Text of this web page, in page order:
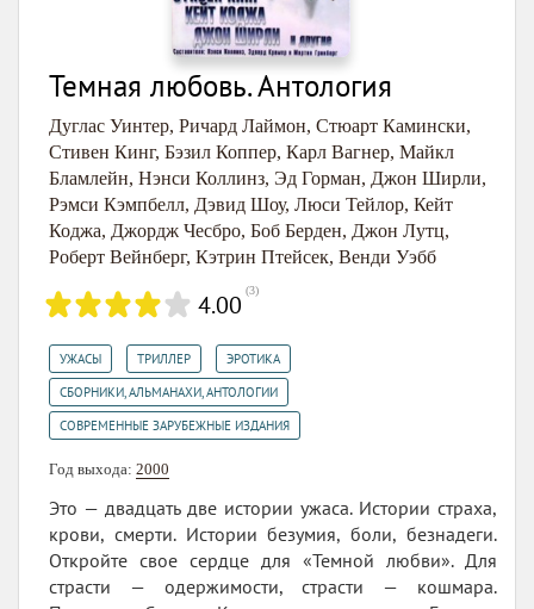
Темная любовь. Антология
Дуглас Уинтер, Ричард Лаймон, Стюарт Камински,
Стивен Кинг, Бэзил Коппер, Карл Вагнер, Майкл
Бламлейн, Нэнси Коллинз, Эд Горман, Джон Ширли,
Рэмси Кэмпбелл, Дэвид Шоу, Люси Тейлор, Кейт
Коджа, Джордж Чесбро, Боб Берден, Джон Лутц,
Роберт Вейнберг, Кэтрин Птейсек, Венди Уэбб
4.00 (3)
УЖАСЫ ТРИЛЛЕР ЭРОТИКА
СБОРНИКИ, АЛЬМАНАХИ, АНТОЛОГИИ
СОВРЕМЕННЫЕ ЗАРУБЕЖНЫЕ ИЗДАНИЯ
Год выхода: 2000
Это — двадцать две истории ужаса. Истории страха,
крови, смерти. Истории безумия, боли, безнадеги.
Откройте свое сердце для «Темной любви». Для
страсти — одержимости, страсти — кошмара.